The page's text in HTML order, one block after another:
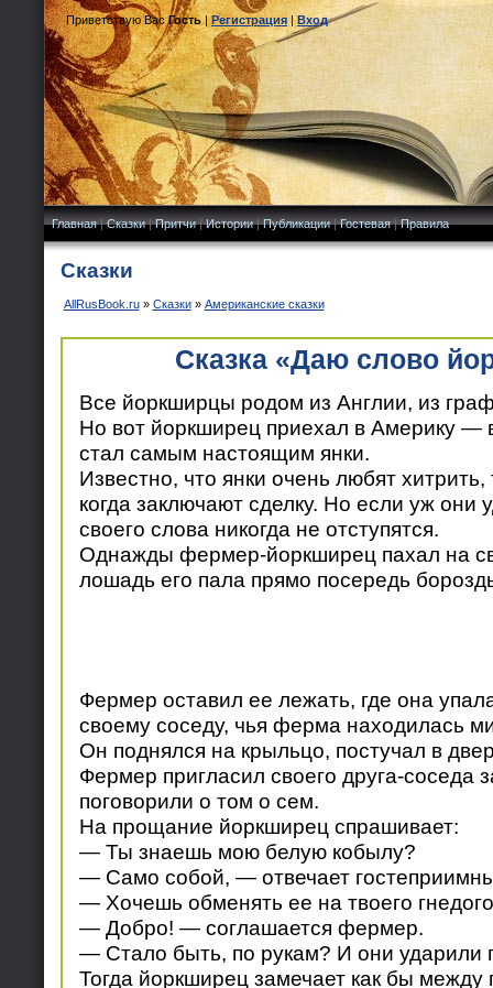
Приветствую Вас Гость|Регистрация|Вход
Главная|Сказки|Притчи|Истории|Публикации|Гостевая|Правила
Сказки
AllRusBook.ru» Сказки» Американские сказки
Сказка «Даю слово
Все йоркширцы родом из Англии, из
Но вот йоркширец приехал в Америку
стал самым настоящим янки.
Известно, что янки очень любят хитрить,
когда заключают сделку. Но если уж они
своего слова никогда не отступятся.
Однажды фермер-йоркширец пахал на
лошадь его пала прямо посередь
Фермер оставил ее лежать, где она
своему соседу, чья ферма находилась
Он поднялся на крыльцо, постучал в
Фермер пригласил своего друга-соседа
поговорили о том о сем.
На прощание йоркширец спрашивает:
— Ты знаешь мою белую кобылу?
— Само собой, — отвечает
— Хочешь обменять ее на твоего
— Добро! — соглашается фермер.
— Стало быть, по рукам? И они ударили
Тогда йоркширец замечает как бы между